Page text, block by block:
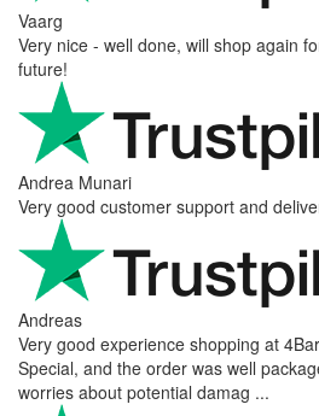
Vaarg
Very nice - well done, will shop again
future!
Andrea Munari
Very good customer support and
Andreas
Very good experience shopping at
Special, and the order was well
worries about potential damag ...